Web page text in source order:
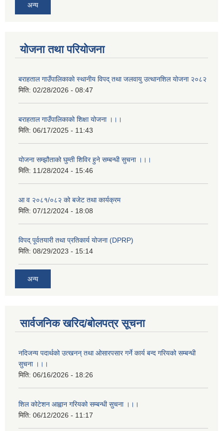
अन्य
योजना तथा परियोजना
बराहताल गाउँपालिकाकाे स्थानीय विपद् तथा जलवायु उत्थानशिल याेजना २०८२
मिति: 02/28/2026 - 08:47
बराहताल गाउँपालिकाको शिक्षा योजना ।।।
मिति: 06/17/2025 - 11:43
योजना सम्झौताको घुम्ती शिविर हुने सम्बन्धी सुचना ।।।
मिति: 11/28/2024 - 15:46
आ व २०८१/०८२ को बजेट तथा कार्यक्रम
मिति: 07/12/2024 - 18:08
विपद् पूर्वतयारी तथा प्रतिकार्य योजना (DPRP)
मिति: 08/29/2023 - 15:14
अन्य
सार्वजनिक खरिद/बोलपत्र सूचना
नदिजन्य पदार्थको उत्खनन् तथा ओसारपसार गर्ने कार्य बन्द गरियको सम्बन्धी
सुचना ।।।
मिति: 06/16/2026 - 18:26
शिल कोटेशन आह्वान गरियको सम्बन्धी सुचना ।।।
मिति: 06/12/2026 - 11:17